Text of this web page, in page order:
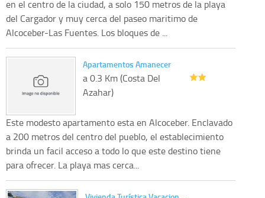
en el centro de la ciudad, a solo 150 metros de la playa
del Cargador y muy cerca del paseo maritimo de
Alcoceber-Las Fuentes. Los bloques de ...
Apartamentos Amanecer
a 0.3 Km (Costa Del
Azahar)
Este modesto apartamento esta en Alcoceber. Enclavado
a 200 metros del centro del pueblo, el establecimiento
brinda un facil acceso a todo lo que este destino tiene
para ofrecer. La playa mas cerca...